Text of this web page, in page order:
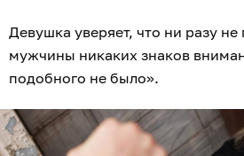
Девушка уверяет, что ни разу не
мужчины никаких знаков
подобного не было».